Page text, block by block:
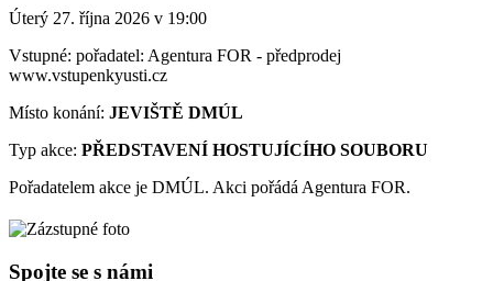
Úterý 27. října 2026 v 19:00
Vstupné: pořadatel: Agentura FOR - předprodej
www.vstupenkyusti.cz
Místo konání: JEVIŠTĚ DMÚL
Typ akce: PŘEDSTAVENÍ HOSTUJÍCÍHO SOUBORU
Pořadatelem akce je DMÚL. Akci pořádá Agentura FOR.
Spojte se s námi